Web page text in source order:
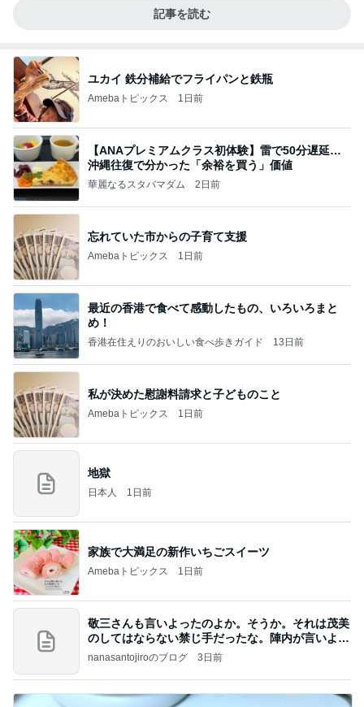
記事を読む
ユカイ 鉄分補給でフライパンと鉄瓶
Amebaトピックス 1日前
【ANAプレミアムクラス初体験】雷で50分遅延…
沖縄往復で分かった「余裕を買う」価値
華麗なるスタバマダム 2日前
忘れていた市からの子育て支援
Amebaトピックス 1日前
最近の香港で食べて感動したもの、いろいろまと
め！
香港在住えりのおいしい食べ歩きガイド 13日前
私が決めた慰謝料請求と子どものこと
Amebaトピックス 1日前
地獄
日本人 1日前
家族で大満足の新作いちごスイーツ
Amebaトピックス 1日前
敬三さんも言いよったのよか。そうか。それは茂美
のしてはならない禁じ手だったな。陣内が言いよる
のよ
nanasantojiroのブログ 3日前